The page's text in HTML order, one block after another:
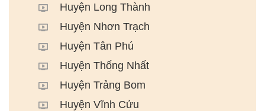
Huyện Long Thành
Huyện Nhơn Trạch
Huyện Tân Phú
Huyện Thống Nhất
Huyện Trảng Bom
Huyện Vĩnh Cửu